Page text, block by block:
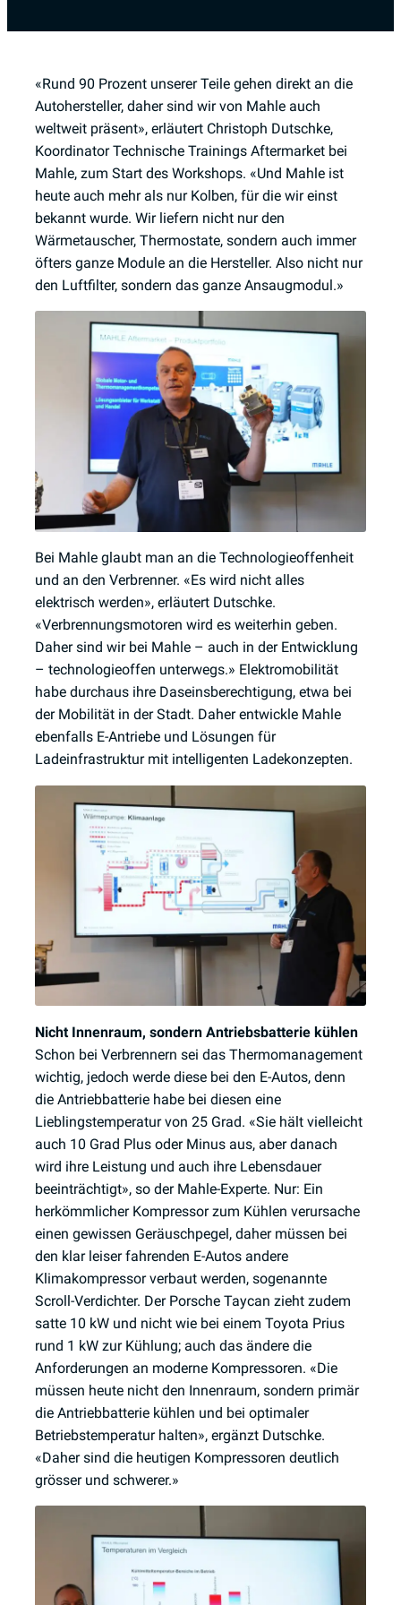
«Rund 90 Prozent unserer Teile gehen direkt an die
Autohersteller, daher sind wir von Mahle auch
weltweit präsent», erläutert Christoph Dutschke,
Koordinator Technische Trainings Aftermarket bei
Mahle, zum Start des Workshops. «Und Mahle ist
heute auch mehr als nur Kolben, für die wir einst
bekannt wurde. Wir liefern nicht nur den
Wärmetauscher, Thermostate, sondern auch immer
öfters ganze Module an die Hersteller. Also nicht nur
den Luftfilter, sondern das ganze Ansaugmodul.»
Bei Mahle glaubt man an die Technologieoffenheit
und an den Verbrenner. «Es wird nicht alles
elektrisch werden», erläutert Dutschke.
«Verbrennungsmotoren wird es weiterhin geben.
Daher sind wir bei Mahle – auch in der Entwicklung
– technologieoffen unterwegs.» Elektromobilität
habe durchaus ihre Daseinsberechtigung, etwa bei
der Mobilität in der Stadt. Daher entwickle Mahle
ebenfalls E-Antriebe und Lösungen für
Ladeinfrastruktur mit intelligenten Ladekonzepten.
Nicht Innenraum, sondern Antriebsbatterie kühlen
Schon bei Verbrennern sei das Thermomanagement
wichtig, jedoch werde diese bei den E-Autos, denn
die Antriebbatterie habe bei diesen eine
Lieblingstemperatur von 25 Grad. «Sie hält vielleicht
auch 10 Grad Plus oder Minus aus, aber danach
wird ihre Leistung und auch ihre Lebensdauer
beeinträchtigt», so der Mahle-Experte. Nur: Ein
herkömmlicher Kompressor zum Kühlen verursache
einen gewissen Geräuschpegel, daher müssen bei
den klar leiser fahrenden E-Autos andere
Klimakompressor verbaut werden, sogenannte
Scroll-Verdichter. Der Porsche Taycan zieht zudem
satte 10 kW und nicht wie bei einem Toyota Prius
rund 1 kW zur Kühlung; auch das ändere die
Anforderungen an moderne Kompressoren. «Die
müssen heute nicht den Innenraum, sondern primär
die Antriebbatterie kühlen und bei optimaler
Betriebstemperatur halten», ergänzt Dutschke.
«Daher sind die heutigen Kompressoren deutlich
grösser und schwerer.»